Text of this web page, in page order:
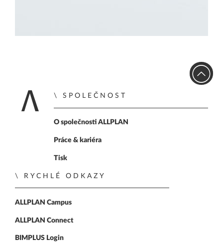
Home
SPOLEČNOST
O společnosti ALLPLAN
Práce & kariéra
Tisk
RYCHLÉ ODKAZY
ALLPLAN Campus
ALLPLAN Connect
BIMPLUS Login